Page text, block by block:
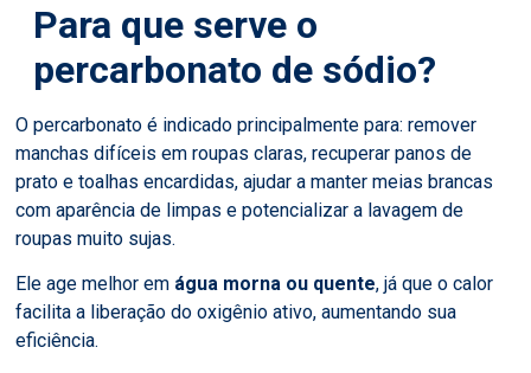
Para que serve o
percarbonato de sódio?
O percarbonato é indicado principalmente para: remover
manchas difíceis em roupas claras, recuperar panos de
prato e toalhas encardidas, ajudar a manter meias brancas
com aparência de limpas e potencializar a lavagem de
roupas muito sujas.
Ele age melhor em água morna ou quente, já que o calor
facilita a liberação do oxigênio ativo, aumentando sua
eficiência.